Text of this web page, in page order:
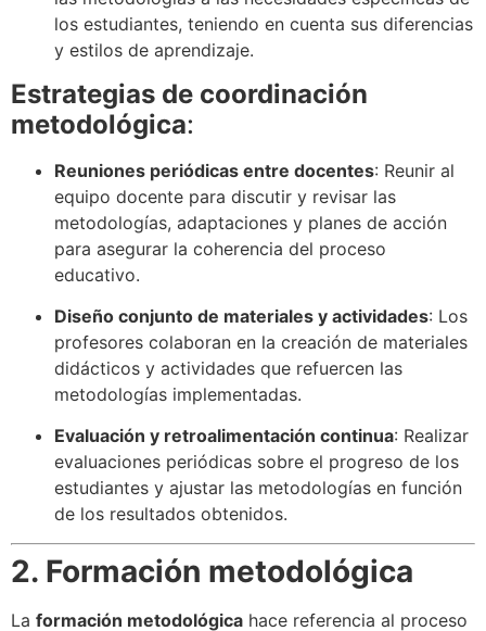
los estudiantes, teniendo en cuenta sus diferencias
y estilos de aprendizaje.
Estrategias de coordinación
metodológica:
Reuniones periódicas entre docentes: Reunir al
equipo docente para discutir y revisar las
metodologías, adaptaciones y planes de acción
para asegurar la coherencia del proceso
educativo.
Diseño conjunto de materiales y actividades: Los
profesores colaboran en la creación de materiales
didácticos y actividades que refuercen las
metodologías implementadas.
Evaluación y retroalimentación continua: Realizar
evaluaciones periódicas sobre el progreso de los
estudiantes y ajustar las metodologías en función
de los resultados obtenidos.
2. Formación metodológica
La formación metodológica hace referencia al proceso